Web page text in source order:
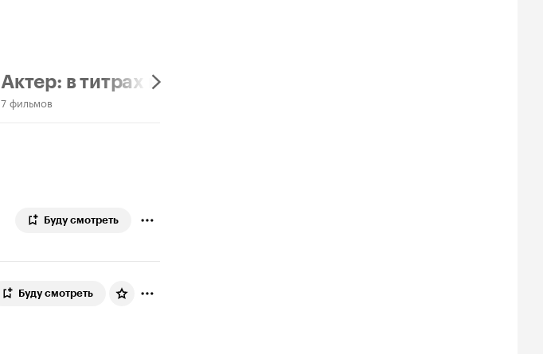
Актер: в титрах не указан
7 фильмов
Буду смотреть
Буду смотреть